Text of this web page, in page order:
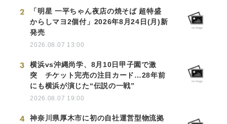
2
「明星 一平ちゃん夜店の焼そば 超特盛
からしマヨ2個付」2026年8月24日(月)新
発売
2026.08.07 13:00
3
横浜vs沖縄尚学、8月10日甲子園で激
突 チケット完売の注目カード…28年前
にも横浜が演じた“伝説の一戦”
2026.08.07 19:00
4
神奈川県厚木市に初の自社運営型物流拠